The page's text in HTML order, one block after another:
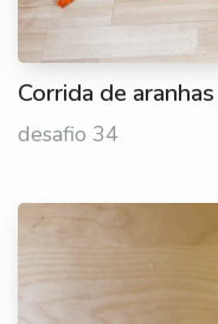
Corrida de aranhas
desafio 34